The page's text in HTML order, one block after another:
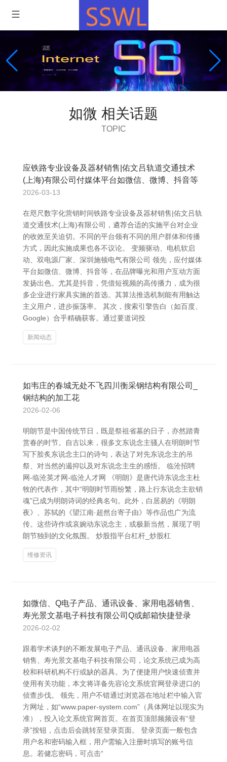
如微 相关话题
TOPIC
应铁路专业设备及器材销售|佑文吕轨道交通技术
(上海)有限公司付媒体平台如微信、微博、抖音等
2026-03-13
在咫尺数字化营销时间铁路专业设备及器材销售|佑文吕轨
道交通技术(上海)有限公司，遴荐合适的实施平台对企业
的收效至关迫切。不同的平台领有不同的用户群体和传播
方式，因此实施成果也各不议论。 变频驱动、电机软启
动、双电源厂家、深圳施顿电气有限公司 领先，应付媒体
平台如微信、微博、抖音等，在品牌曝光和用户互动方面
发扬出色。尤其是抖音，凭借短视频的高传播力，成为很
多企业进行家具实施的首选。其算法推选机制能有用触达
主义用户，进步振荡率。 其次，搜索引擎告白（如百度、
Google）合乎精确获客。通过要道词投
新闻动态
如韦庄的春城无处不飞四川衡采钢结构有限公司_
钢结构的加工花
2026-02-06
明朗节是中国传统节日，既是祭祖省墓的日子，亦然踏青
赏春的时节。自古以来，很多文东说念主骚人在明朗时节
写下脍炙东说念主口的诗句，表达了对先东说念主的吊
祭、对当然的遏抑以及对东说念主生的感悟。 临沧招聘
网-临沧英才网-临沧人才网 《明朗》是唐代诗东说念主杜
牧的代表作，其中“明朗时节雨纷繁，路上行东说念主欲销
魂”已成为明朗诗词的经典名句。此外，白居易的《明朗
夜》、苏轼的《望江南·超然台寄子由》等作品也广为流
传。这些诗作或哀婉动东说念主，或极新当然，展现了明
朗节独到的文化氛围。 炒股指平台杠杆_炒股杠
维修资讯
如微信、Q电子产品、通讯设备、家用电器销售、
寿光景文基电子科技有限公司Q或邮箱快捷登录
2026-02-02
跟着学术谈判的不断发展电子产品、通讯设备、家用电器
销售、寿光景文基电子科技有限公司，论文系统已成为高
校和科研机构不行或缺的器具。为了便捷用户快速侦查并
使用有关功能，本文将详备先容论文系统官网登录进口的
侦查步伐。 领先，用户不错通过浏览器在地址栏中输入官
方网址，如“www.paper-system.com”（具体网址以现实为
准），投入论文系统官网首页。在首页顶部频频设有“登
录”按钮，点击后会跳转至登录页面。 登录页面一般包含
用户名和密码输入框，用户需输入注册时填写的账号信
息。若健忘密码，可点击“